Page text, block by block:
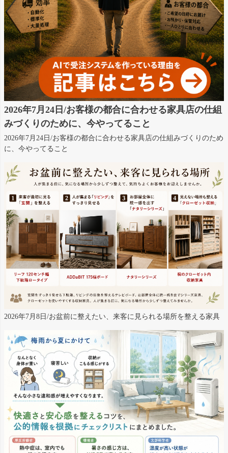
2026年7月24日/お客様の都合に合わせる家具店の仕組
みづくりのために、今やってること
2026年7月24日/お客様の都合に合わせる家具店の仕組みづくりのため
に、今やってること
2026年7月8日/お盆前に整えたい、来客に見られる場所を整える家具